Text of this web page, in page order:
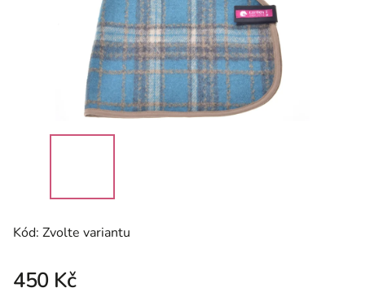
Kód: Zvolte variantu
450 Kč